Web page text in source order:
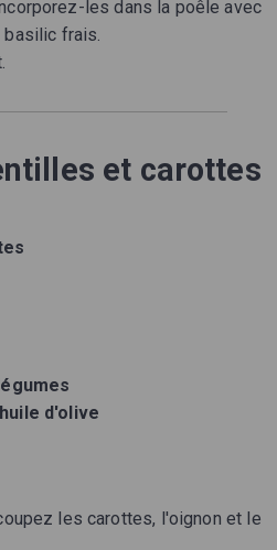
les dans la poêle avec
basilic frais.
et carottes
d'olive
les carottes, l'oignon et le